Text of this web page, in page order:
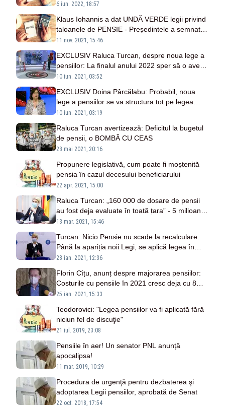
6 iun. 2022, 18:57
Klaus Iohannis a dat UNDĂ VERDE legii privind
taloanele de PENSIE - Președintele a semnat
DECRETUL
11 nov. 2021, 15:46
EXCLUSIV Raluca Turcan, despre noua lege a
pensiilor: La finalul anului 2022 sper să o avem
votată în Parlament
10 iun. 2021, 03:52
EXCLUSIV Doina Pârcălabu: Probabil, noua
lege a pensiilor se va structura tot pe legea
127/2019
10 iun. 2021, 03:19
Raluca Turcan avertizează: Deficitul la bugetul
de pensii, o BOMBĂ CU CEAS
28 mai 2021, 20:16
Propunere legislativă, cum poate fi moștenită
pensia în cazul decesului beneficiarului
22 apr. 2021, 15:00
Raluca Turcan: „160 000 de dosare de pensii
au fost deja evaluate în toată țara” - 5 milioane
de dosare de pensii vor fi supuse recalculării
13 mar. 2021, 15:46
Turcan: Nicio Pensie nu scade la recalculare.
Până la apariția noii Legi, se aplică legea în
vigoare
28 ian. 2021, 12:36
Florin Cîțu, anunț despre majorarea pensiilor:
Costurile cu pensiile în 2021 cresc deja cu 8
miliarde de lei față de anul trecut
25 ian. 2021, 15:33
Teodorovici: "Legea pensiilor va fi aplicată fără
niciun fel de discuţie"
21 iul. 2019, 23:08
Pensiile în aer! Un senator PNL anunță
apocalipsa!
11 mar. 2019, 10:29
Procedura de urgenţă pentru dezbaterea şi
adoptarea Legii pensiilor, aprobată de Senat
22 oct. 2018, 17:54